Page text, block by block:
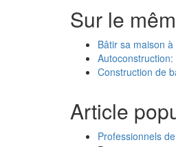
Sur le
Bâtir sa maison
Construction de
Article
Professionnels